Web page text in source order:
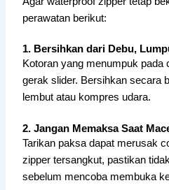
perawatan berikut:
1. Bersihkan dari Debu,
Kotoran yang menumpuk pada
gerak slider. Bersihkan secara
lembut atau kompres udara.
2. Jangan Memaksa Saat
Tarikan paksa dapat merusak
zipper tersangkut, pastikan
sebelum mencoba membuka